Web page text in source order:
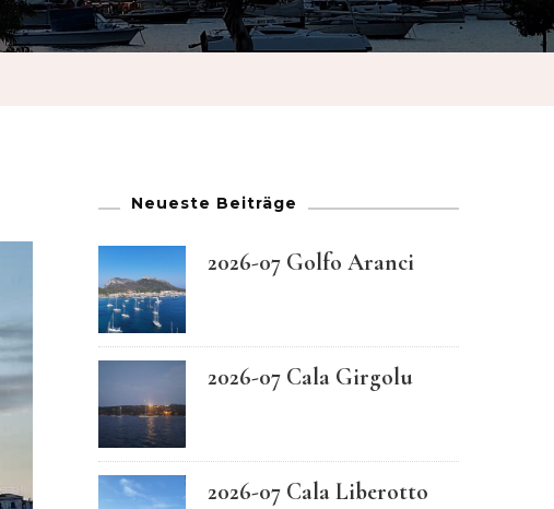
French
Italian
Norwegian
Neueste Beiträge
2026-07 Golfo Aranci
2026-07 Cala Girgolu
2026-07 Cala Liberotto